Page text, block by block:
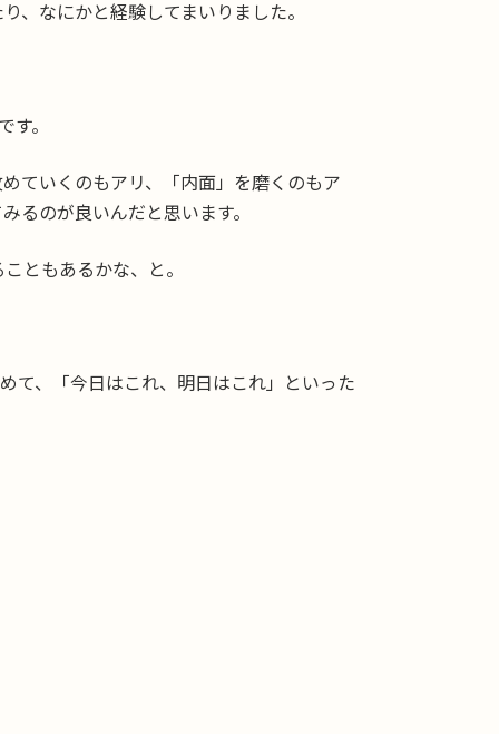
、なにかと経験してまいりました。
。
ていくのもアリ、「内面」を磨くのもア
るのが良いんだと思います。
ともあるかな、と。
て、「今日はこれ、明日はこれ」といった